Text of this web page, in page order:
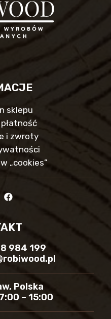
sklepu
i zwroty
„cookies”
984 199
Polska
– 15:00